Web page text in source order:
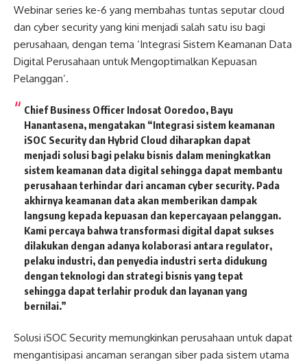
Webinar series ke-6 yang membahas tuntas seputar cloud
dan cyber security yang kini menjadi salah satu isu bagi
perusahaan, dengan tema ‘Integrasi Sistem Keamanan Data
Digital Perusahaan untuk Mengoptimalkan Kepuasan
Pelanggan’.
Chief Business Officer Indosat Ooredoo, Bayu
Hanantasena, mengatakan “Integrasi sistem keamanan
iSOC Security dan Hybrid Cloud diharapkan dapat
menjadi solusi bagi pelaku bisnis dalam meningkatkan
sistem keamanan data digital sehingga dapat membantu
perusahaan terhindar dari ancaman cyber security. Pada
akhirnya keamanan data akan memberikan dampak
langsung kepada kepuasan dan kepercayaan pelanggan.
Kami percaya bahwa transformasi digital dapat sukses
dilakukan dengan adanya kolaborasi antara regulator,
pelaku industri, dan penyedia industri serta didukung
dengan teknologi dan strategi bisnis yang tepat
sehingga dapat terlahir produk dan layanan yang
bernilai.”
Solusi iSOC Security memungkinkan perusahaan untuk dapat
mengantisipasi ancaman serangan siber pada sistem utama